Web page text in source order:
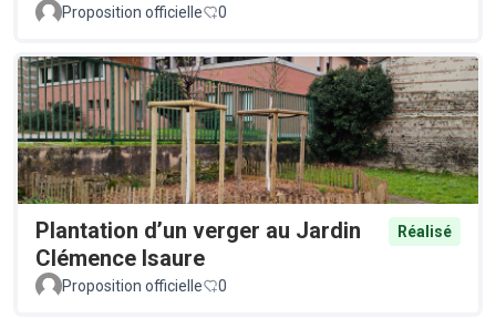
Proposition officielle 0
Plantation d’un verger au Jardin
Clémence Isaure
Réalisé
Proposition officielle 0